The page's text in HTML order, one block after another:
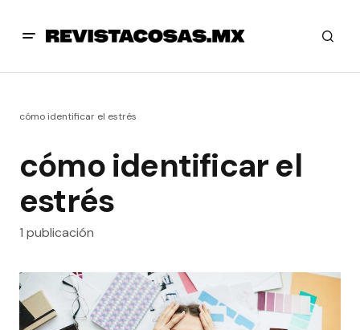
cómo identificar el estrés
cómo identificar el
estrés
1 publicación